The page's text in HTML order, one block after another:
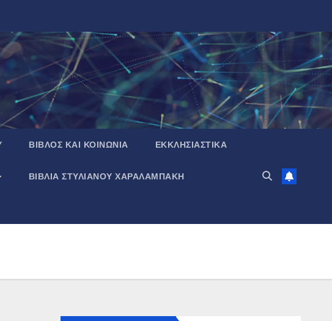
ΒΙΒΛΟΣ ΚΑΙ ΚΟΙΝΩΝΙΑ ΕΚΚΛΗΣΙΑΣΤΙΚΑ
ΒΙΒΛΙΑ ΣΤΥΛΙΑΝΟΥ ΧΑΡΑΛΑΜΠΑΚΗ